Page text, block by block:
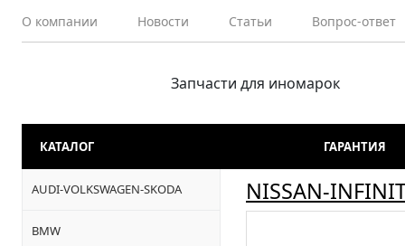
О компании Новости Статьи Вопрос-ответ
Запчасти для иномарок
КАТАЛОГ ГАРАНТИЯ
AUDI-VOLKSWAGEN-SKODA
BMW
NISSAN-